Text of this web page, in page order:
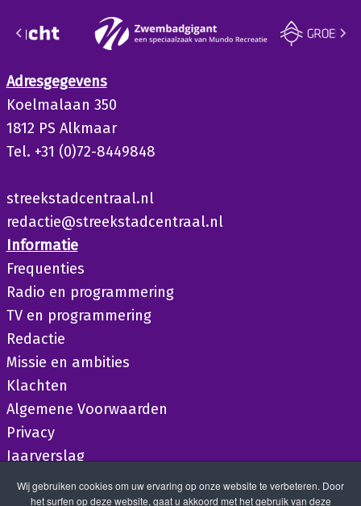
Adresgegevens
Koelmalaan 350
1812 PS Alkmaar
Tel. +31 (0)72-8449848
streekstadcentraal.nl
redactie@streekstadcentraal.nl
Informatie
Frequenties
Radio en programmering
TV en programmering
Redactie
Missie en ambities
Klachten
Algemene Voorwaarden
Privacy
Jaarverslag
Wij gebruiken cookies om uw ervaring op onze website te verbeteren. Door
het surfen op deze website, gaat u akkoord met het gebruik van deze